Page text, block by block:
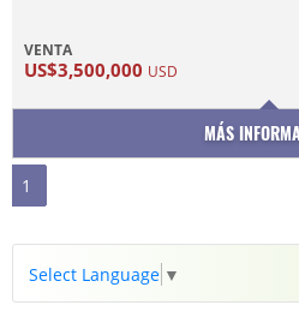
VENTA
US$3,500,000 USD
MÁS
1
Select Language ▼